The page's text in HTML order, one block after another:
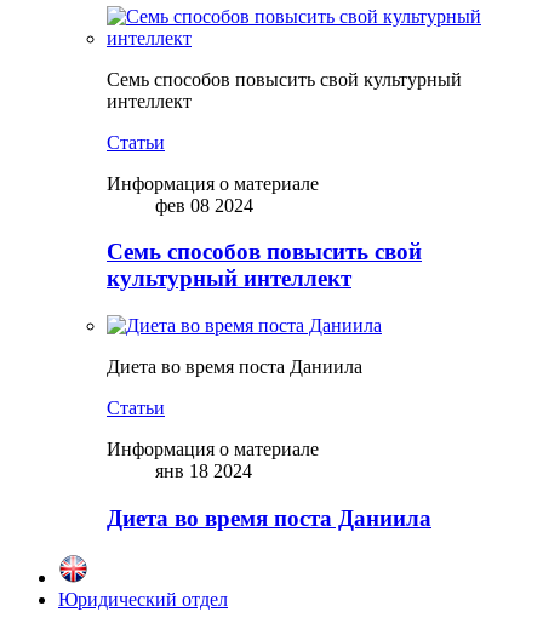
Семь способов повысить свой культурный
интеллект
Статьи
Информация о материале
фев 08 2024
Семь способов повысить свой
культурный интеллект
Диета во время поста Даниила
Статьи
Информация о материале
янв 18 2024
Диета во время поста Даниила
Юридический отдел